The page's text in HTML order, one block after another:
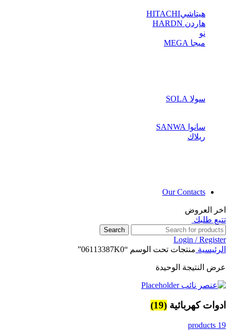
هيتاشيHITACHI
هاردن HARDN
نو
ميجا MEGA
سولا SOLA
سانوا SANWA
ريلاك
Our Contacts
اخر العروض
تتبع طلبك
Search
Login / Register
الرئيسية منتجات تحت الوسم “06113387K0”
عرض النتيجة الوحيدة
ادوات كهربائية (19)
19 products